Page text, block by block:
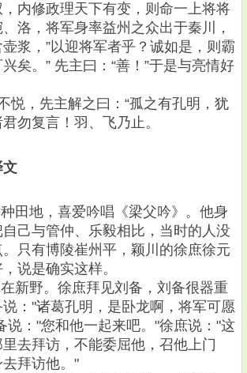
内修政理天下有变，则命一上将将
洛，将军身率益州之众出于秦川，
浆，”以迎将军者乎？诚如是，则霸
矣。” 先主曰：“善！”于是与亮情好
悦，先主解之曰：“孤之有孔明，犹
勿复言！羽、飞乃止。
文
田地，喜爱吟唱《梁父吟》。他身
己与管仲、乐毅相比，当时的人没
只有博陵崔州平，颖川的徐庶徐元
说是确实这样。
新野。徐庶拜见刘备，刘备很器重
："诸葛孔明，是卧龙啊，将军可愿
说："您和他一起来吧。"徐庶说："这
去拜访，不能委屈他，召他上门
拜访他。"